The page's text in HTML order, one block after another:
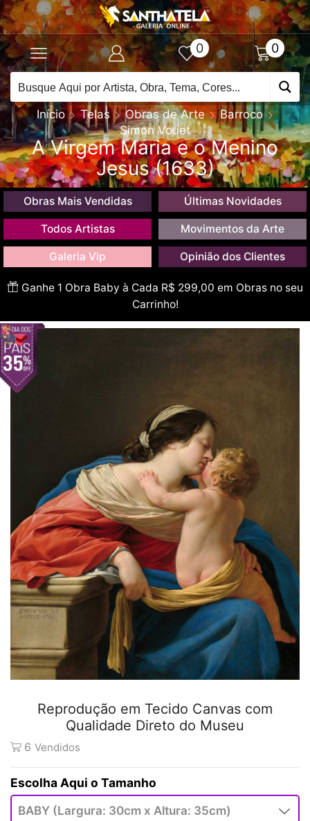
0 0
Início Telas Obras de Arte
Barroco
Simon Vouet
A Virgem Maria e o Menino
Jesus (1633)
Obras Mais Vendidas Últimas Novidades
Todos Artistas Movimentos da Arte
Galeria Vip Opinião dos Clientes
Ganhe 1 Obra Baby à Cada R$ 299,00 em Obras no seu
Carrinho!
Reprodução em Tecido Canvas com
Qualidade Direto do Museu
6 Vendidos
Tamanho